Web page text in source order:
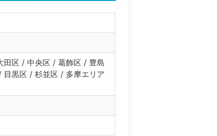
区 / 中央区 / 葛飾区 / 豊島
黒区 / 杉並区 / 多摩エリア